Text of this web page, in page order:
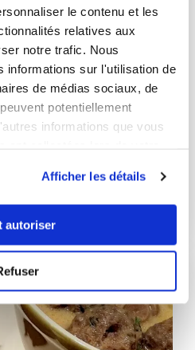
le contenu et les
relatives aux
notre trafic. Nous
informations sur l'utilisation de
de médias sociaux, de
potentiellement
informations que vous
Afficher les détails
autoriser